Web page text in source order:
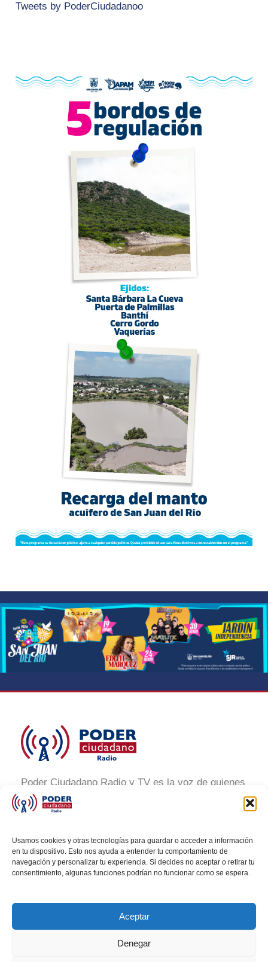
Usamos cookies y otras tecnologías para guardar o acceder a información
en tu dispositivo. Esto nos ayuda a entender tu comportamiento de
navegación y personalizar tu experiencia. Si decides no aceptar o retirar tu
consentimiento, algunas funciones podrían no funcionar como se espera.
Aceptar
Denegar
Tweets by PoderCiudadanoo
Poder Ciudadano Radio y TV es la voz de quienes
buscan un México informado y participativo.
Nuestro compromiso es conectar con la
transformación social a través de noticias claras,
veraces y al alcance de todos.